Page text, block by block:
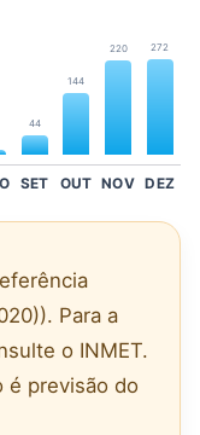
44
144
220 272
SET OUT NOV DEZ
Para a
o INMET.
é previsão do